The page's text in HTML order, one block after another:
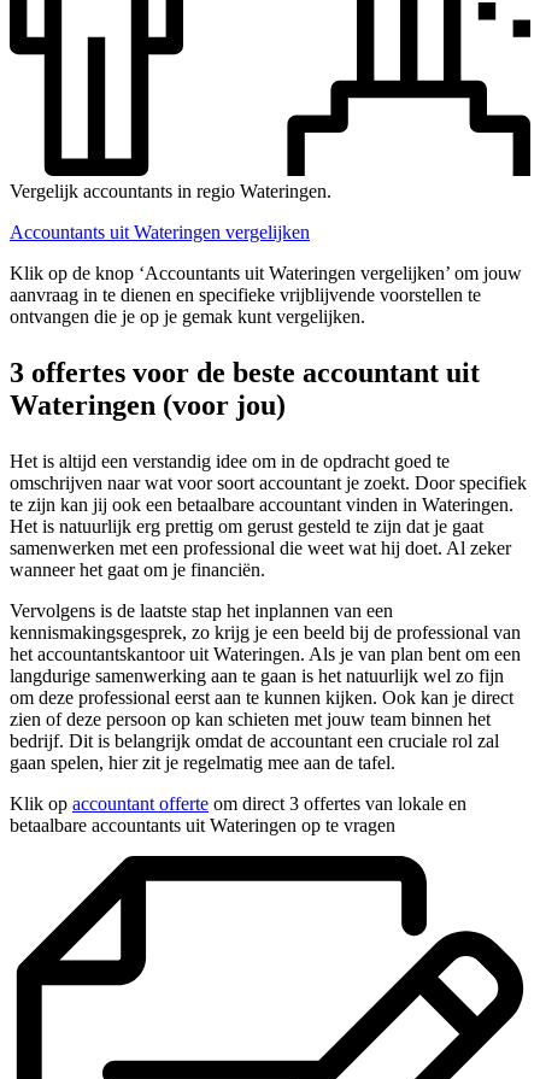
Vergelijk accountants in regio Wateringen.
Accountants uit Wateringen vergelijken
Klik op de knop ‘Accountants uit Wateringen vergelijken’ om jouw
aanvraag in te dienen en specifieke vrijblijvende voorstellen te
ontvangen die je op je gemak kunt vergelijken.
3 offertes voor de beste accountant uit
Wateringen (voor jou)
Het is altijd een verstandig idee om in de opdracht goed te
omschrijven naar wat voor soort accountant je zoekt. Door specifiek
te zijn kan jij ook een betaalbare accountant vinden in Wateringen.
Het is natuurlijk erg prettig om gerust gesteld te zijn dat je gaat
samenwerken met een professional die weet wat hij doet. Al zeker
wanneer het gaat om je financiën.
Vervolgens is de laatste stap het inplannen van een
kennismakingsgesprek, zo krijg je een beeld bij de professional van
het accountantskantoor uit Wateringen. Als je van plan bent om een
langdurige samenwerking aan te gaan is het natuurlijk wel zo fijn
om deze professional eerst aan te kunnen kijken. Ook kan je direct
zien of deze persoon op kan schieten met jouw team binnen het
bedrijf. Dit is belangrijk omdat de accountant een cruciale rol zal
gaan spelen, hier zit je regelmatig mee aan de tafel.
Klik op accountant offerte om direct 3 offertes van lokale en
betaalbare accountants uit Wateringen op te vragen